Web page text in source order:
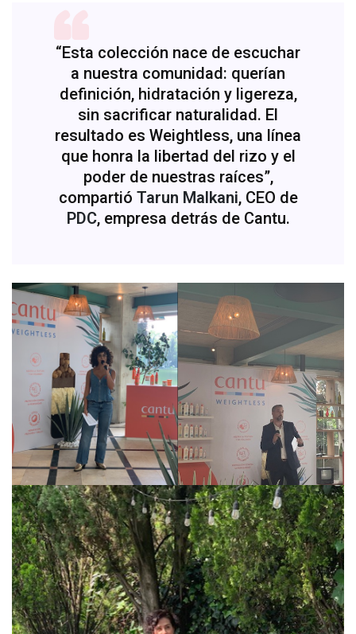
“Esta colección nace de escuchar
a nuestra comunidad: querían
definición, hidratación y ligereza,
sin sacrificar naturalidad. El
resultado es Weightless, una línea
que honra la libertad del rizo y el
poder de nuestras raíces”,
compartió Tarun Malkani, CEO de
PDC, empresa detrás de Cantu.